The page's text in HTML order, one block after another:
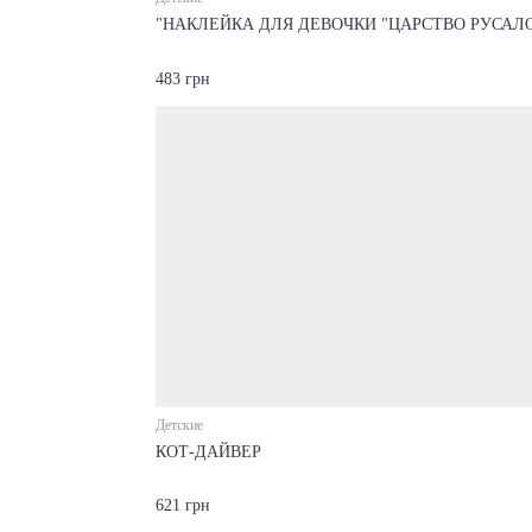
"НАКЛЕЙКА ДЛЯ ДЕВОЧКИ "ЦАРСТВО
483 грн
Детские
КОТ-ДАЙВЕР
621 грн